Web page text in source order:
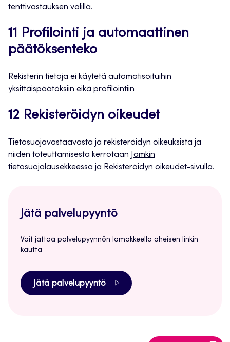
tenttivastauksen välillä.
11 Profilointi ja automaattinen
päätöksenteko
Rekisterin tietoja ei käytetä automatisoituihin
yksittäispäätöksiin eikä profilointiin
12 Rekisteröidyn oikeudet
Tietosuojavastaavasta ja rekisteröidyn oikeuksista ja
niiden toteuttamisesta kerrotaan
Jamkin
tietosuojalausekkeessa ja Rekisteröidyn oikeudet-sivulla.
Jätä palvelupyyntö
Voit jättää palvelupyynnön lomakkeella oheisen linkin
kautta
Jätä palvelupyyntö